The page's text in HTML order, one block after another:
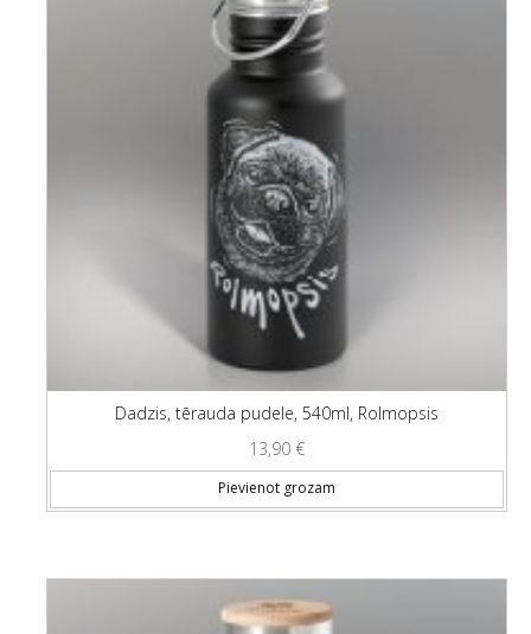
Dadzis, tērauda pudele, 540ml, Rolmopsis
13,90 €
Pievienot grozam